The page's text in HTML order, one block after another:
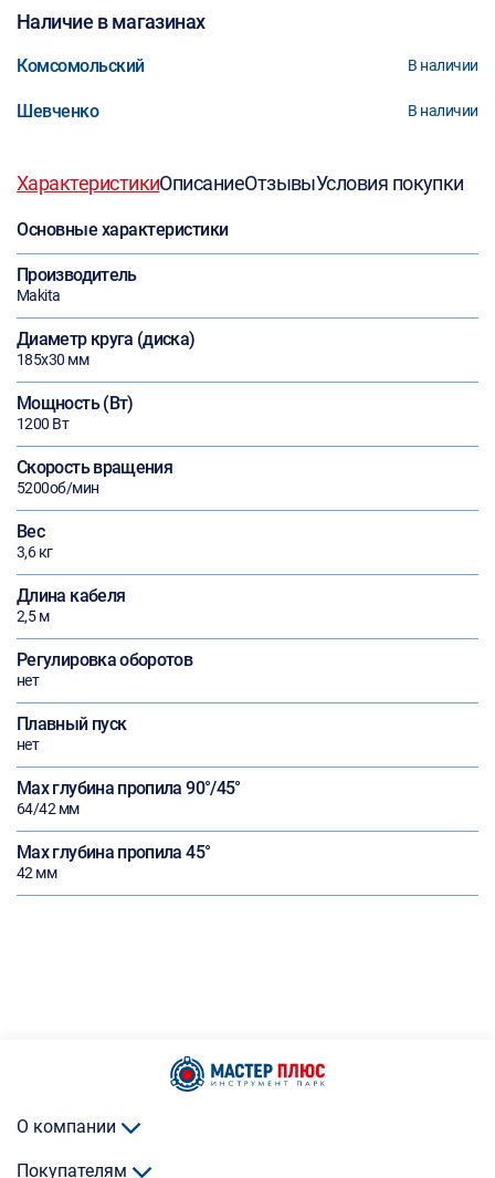
Наличие в магазинах
Комсомольский В наличии
Шевченко В наличии
ХарактеристикиОписаниеОтзывыУсловия покупки
Основные характеристики
Производитель
Makita
Диаметр круга (диска)
185х30 мм
Мощность (Вт)
1200 Вт
Скорость вращения
5200об/мин
Вес
3,6 кг
Длина кабеля
2,5 м
Регулировка оборотов
нет
Плавный пуск
нет
Max глубина пропила 90°/45°
64/42 мм
Max глубина пропила 45°
42 мм
О компании
Покупателям